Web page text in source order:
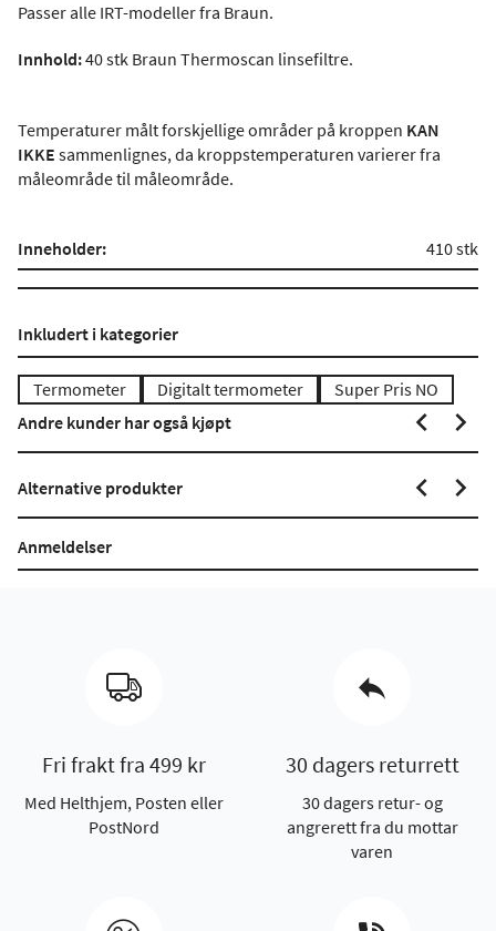
Passer alle IRT-modeller fra Braun.
Innhold:40 stk Braun Thermoscan linsefiltre.
Temperaturer målt forskjellige områder på kroppen KAN
IKKE sammenlignes, da kroppstemperaturen varierer fra
måleområde til måleområde.
Inneholder: 410 stk
Inkludert i kategorier
Termometer Digitalt termometer
Super Pris NO
Andre kunder har også kjøpt
Alternative produkter
Anmeldelser
Fri frakt fra 499 kr
Med Helthjem, Posten eller
PostNord
30 dagers returrett
30 dagers retur- og
angrerett fra du mottar
varen